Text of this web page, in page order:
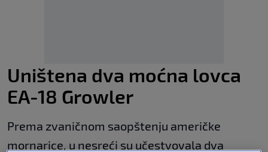
Uništena dva moćna lovca
EA-18 Growler
Prema zvaničnom saopštenju američke
mornarice, u nesreći su učestvovala dva